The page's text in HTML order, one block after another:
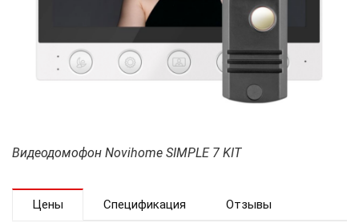
Видеодомофон Novihome SIMPLE 7 KIT
Цены Спецификация Отзывы